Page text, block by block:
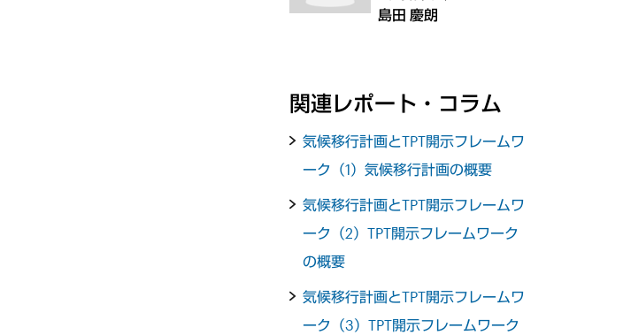
島田 慶朗
関連レポート・コラム
気候移行計画とTPT開示フレームワ
ーク（1）気候移行計画の概要
気候移行計画とTPT開示フレームワ
ーク（2）TPT開示フレームワーク
の概要
気候移行計画とTPT開示フレームワ
ーク（3）TPT開示フレームワーク